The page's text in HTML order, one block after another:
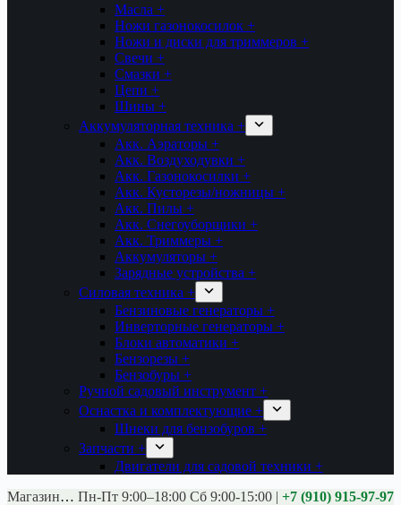
Масла +
Ножи газонокосилок +
Ножи и диски для триммеров +
Свечи +
Смазки +
Цепи +
Шины +
Аккумуляторная техника +
Акк. Аэраторы +
Акк. Воздуходувки +
Акк. Газонокосилки +
Акк. Кусторезы/ножницы +
Акк. Пилы +
Акк. Снегоуборщики +
Акк. Триммеры +
Аккумуляторы +
Зарядные устройства +
Силовая техника +
Бензиновые генераторы +
Инверторные генераторы +
Блоки автоматики +
Бензорезы +
Бензобуры +
Ручной садовый инструмент +
Оснастка и комплектующие +
Шнеки для бензобуров +
Запчасти +
Двигатели для садовой техники +
Магазины: Калуга ул. Московская д.113
Пн-Пт 9:00–18:00 Сб 9:00-15:00 | +7 (910) 915-97-97